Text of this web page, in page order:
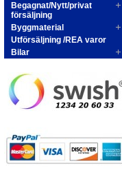
Begagnat/Nytt/privat
försäljning
Byggmaterial
Utförsäljning /REA varor
Bilar